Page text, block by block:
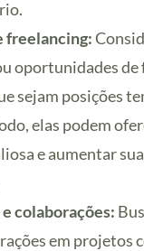
freelancing:
oportunidades de
sejam posições
elas podem
e aumentar
colaborações:
em projetos